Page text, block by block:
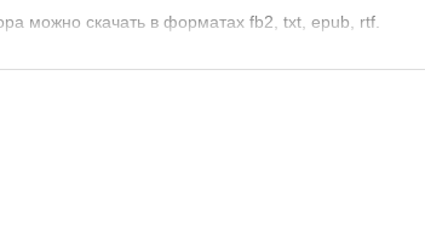
можно скачать в форматах fb2, txt, epub, rtf.